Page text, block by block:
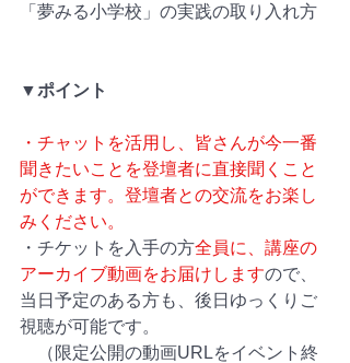
「夢みる小学校」の実践の取り入れ方
▼ポイント
・チャットを活用し、皆さんが今一番
聞きたいことを登壇者に直接聞くこと
ができます。登壇者との交流をお楽し
みください。
・チケットを入手の方全員に、講座の
アーカイブ動画をお届けしますので、
当日予定のある方も、後日ゆっくりご
視聴が可能です。
（限定公開の動画URLをイベント終